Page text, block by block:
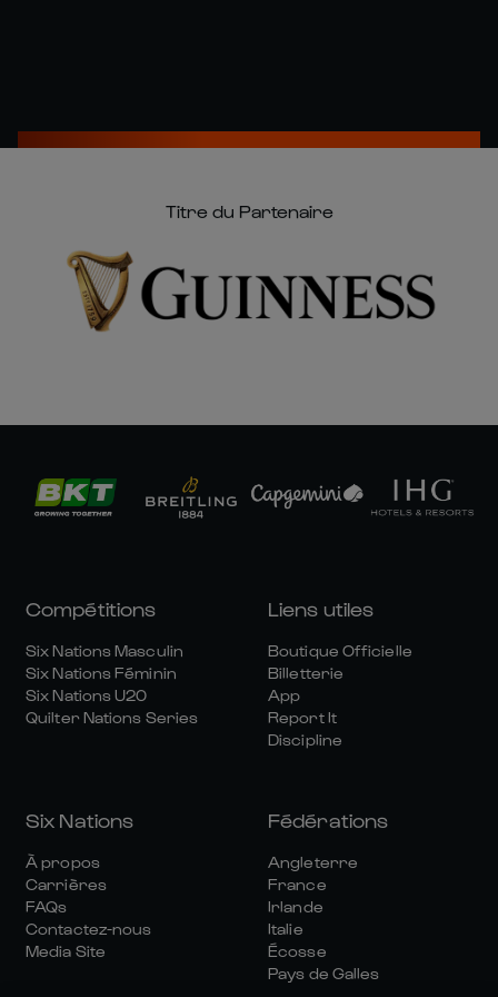
Titre du Partenaire
Compétitions
Six Nations Masculin
Six Nations Féminin
Six Nations U20
Quilter Nations Series
Liens utiles
Boutique Officielle
Billetterie
App
Report It
Discipline
Six Nations
À propos
Carrières
FAQs
Contactez-nous
Media Site
Fédérations
Angleterre
France
Irlande
Italie
Écosse
Pays de Galles